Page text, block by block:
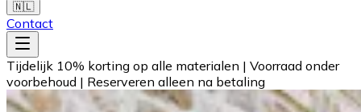
🇳🇱
Contact
Tijdelijk 10% korting op alle materialen | Voorraad onder
voorbehoud | Reserveren alleen na betaling